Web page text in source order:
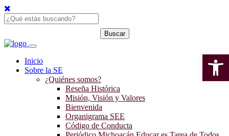
Inicio
Sobre la SE
¿Quiénes somos?
Reseña Histórica
Misión, Visión y Valores
Bienvenida
Organigrama SEE
Código de Conducta